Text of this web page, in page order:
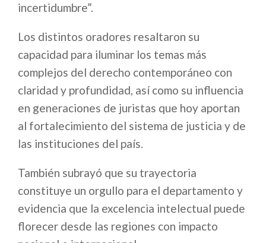
incertidumbre”.
Los distintos oradores resaltaron su
capacidad para iluminar los temas más
complejos del derecho contemporáneo con
claridad y profundidad, así como su influencia
en generaciones de juristas que hoy aportan
al fortalecimiento del sistema de justicia y de
las instituciones del país.
También subrayó que su trayectoria
constituye un orgullo para el departamento y
evidencia que la excelencia intelectual puede
florecer desde las regiones con impacto